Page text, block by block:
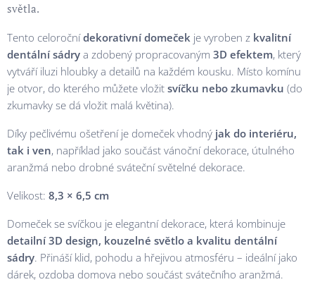
světla.
Tento celoročnídekorativní domeček je vyroben z kvalitní
dentální sádry a zdobený propracovaným 3D efektem, který
vytváří iluzi hloubky a detailů na každém kousku. Místo komínu
je otvor, do kterého můžete vložit svíčku nebo zkumavku (do
zkumavky se dá vložit malá květina).
Díky pečlivému ošetření je domeček vhodný jak do interiéru,
tak i ven, například jako součást vánoční dekorace, útulného
aranžmá nebo drobné sváteční světelné dekorace.
Velikost: 8,3 × 6,5 cm
Domeček se svíčkou je elegantní dekorace, která kombinuje
detailní 3D design, kouzelné světlo a kvalitu dentální
sádry. Přináší klid, pohodu a hřejivou atmosféru – ideální jako
dárek, ozdoba domova nebo součást svátečního aranžmá.